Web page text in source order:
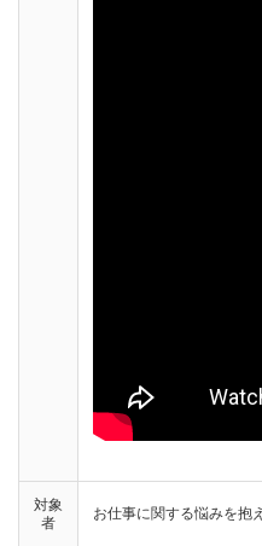
対象
者
お仕事に関する悩みを抱